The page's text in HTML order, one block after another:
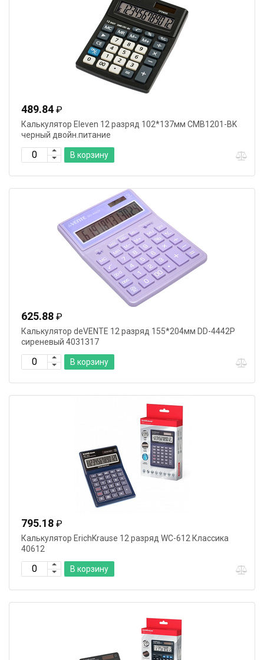
489.84 ₽
Калькулятор Eleven 12 разряд 102*137мм CMB1201-BK
черный двойн.питание
В корзину
625.88 ₽
Калькулятор deVENTE 12 разряд 155*204мм DD-4442P
сиреневый 4031317
В корзину
795.18 ₽
Калькулятор ErichKrause 12 разряд WC-612 Классика
40612
В корзину